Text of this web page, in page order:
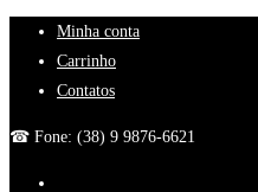
Minha conta
Carrinho
Contatos
☎ Fone: (38) 9 9876-6621